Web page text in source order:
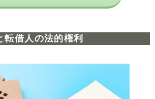
転借人の法的権利